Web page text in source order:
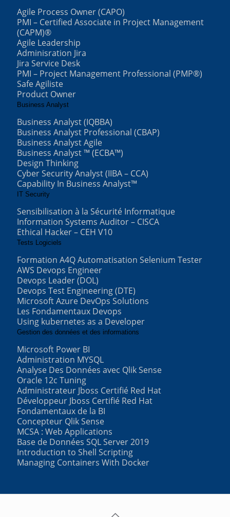
Agile Process Owner (CAPO)
PMI – Certified Associate in Project Management
(CAPM)®
Agile Leadership
Adminisration Jira
Jira Service Desk
PMI – Project Management Professional (PMP®)
Safe Agiliste
Product Owner
Business Analyst
Business Analyst (IQBBA)
Business Analyst Professional (CBAP)
Business Analyst Agile
Business Analyst ™ (ECBA™)
Design Thinking
Cyber Security Analyst (IIBA – CCA)
Capability In Business Analyst™
IT Security
Sensibilisation à la Sécurité Informatique
Information Systems Auditor – CISCA
Ethical Hacker – CEH V10
Tests Logiciels
Formation A4Q Automatisation Selenium Tester
AWS Devops Engineer
Devops Leader (DOL)
Devops Test Engineering (DTE)
Microsoft Azure DevOps Solutions
Les Fondamentaux Devops
Using kubernetes as a Developer
Gestion des données et des informations
Microsoft Power BI
Administration MYSQL
Analyse Des Données avec Qlik Sense
Oracle 12c Tuning
Administrateur Jboss Certifié Red Hat
Développeur Jboss Certifié Red Hat
Fondamentaux de la BI
Concepteur Qlik Sense
MCSA : Web Applications
Base de Données SQL Server 2019
Introduction to Shell Scripting
Managing Containers With Docker